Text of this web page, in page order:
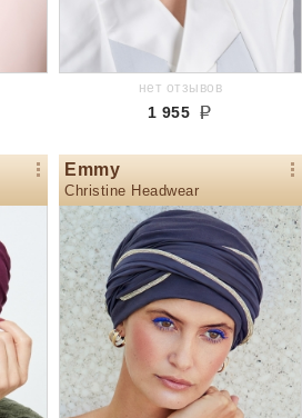
нет отзывов
1 955
Emmy
Christine Headwear